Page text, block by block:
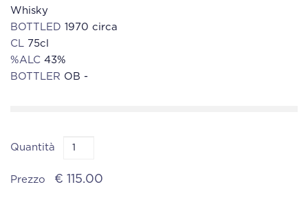
Whisky
BOTTLED 1970 circa
CL 75cl
%ALC 43%
BOTTLER OB -
Quantità
Prezzo € 115.00